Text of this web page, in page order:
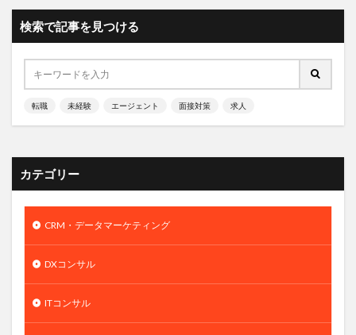
検索で記事を見つける
転職 未経験 エージェント 面接対策 求人
カテゴリー
CRM・データマーケティング
DXコンサル
ITコンサル